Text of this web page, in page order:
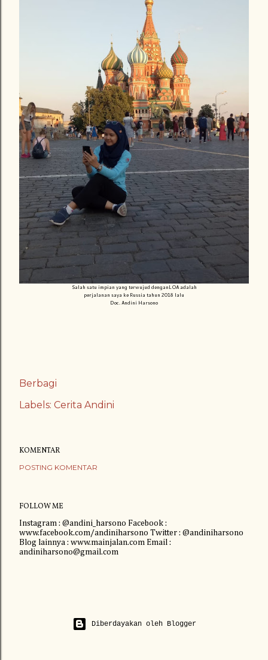
Salah satu impian yang terwujud denganLOA adalah
perjalanan saya ke Russia tahun 2018 lalu
Doc. Andini Harsono
Berbagi
Labels: Cerita Andini
KOMENTAR
POSTING KOMENTAR
FOLLOW ME
Instagram : @andini_harsono Facebook :
www.facebook.com/andiniharsono Twitter : @andiniharsono
Blog lainnya : www.mainjalan.com Email :
andiniharsono@gmail.com
Diberdayakan oleh Blogger